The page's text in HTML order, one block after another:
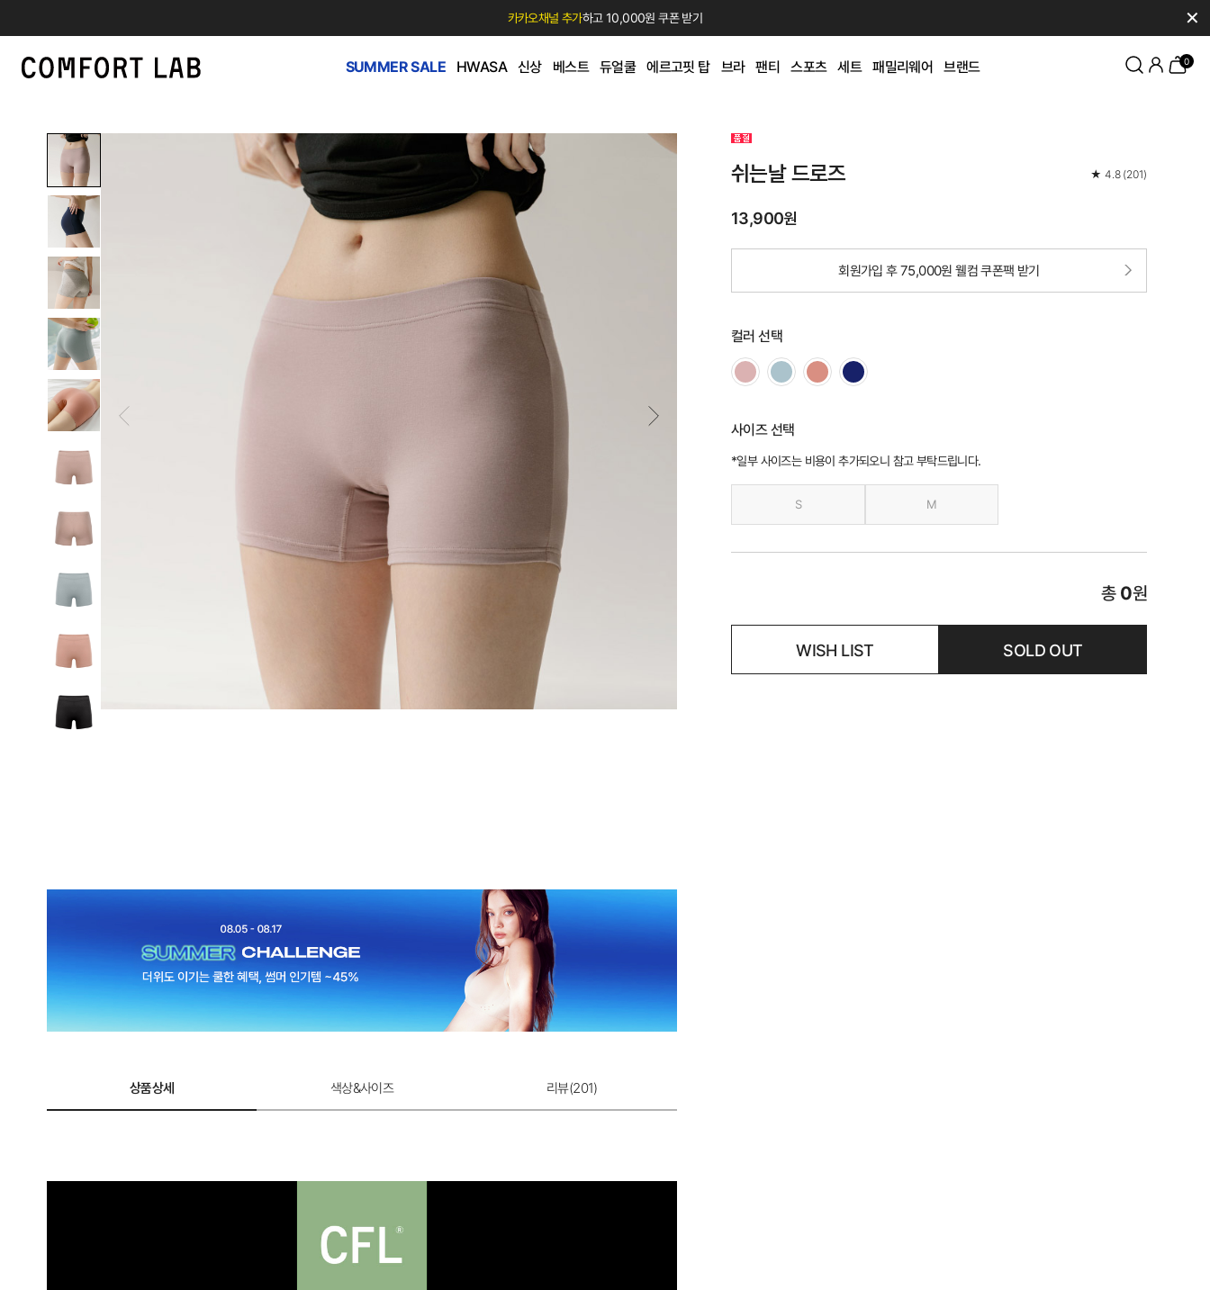
카카오채널 추가하고 10,000원 쿠폰 받기 ✕
SUMMER SALE HWASA 신상 베스트 듀얼쿨 에르고핏 탑 브라 팬티 스포츠 세트 패밀리웨어 브랜드 0
상품상세 색상&사이즈 리뷰(201)
쉬는날 드로즈 ★ 4.8 (201)
13,900원
회원가입 후 75,000원 웰컴 쿠폰팩 받기
컬러 선택
사이즈 선택
*일부 사이즈는 비용이 추가되오니 참고 부탁드립니다.
S M
총 0원
WISH LIST SOLD OUT